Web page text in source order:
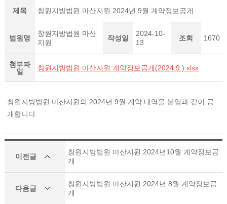
제목 창원지방법원 마산지원 2024년 9월 계약정보공개
법원명
창원지방법원 마산
지원
작성일
2024-10-
13
조회 1670
첨부파
일
창원지방법원 마산지원 계약정보공개(2024.9.).xlsx
창원지방법원 마산지원의 2024년 9월 계약 내역을 붙임과 같이 공
개합니다.
이전글
창원지방법원 마산지원 2024년10월 계약정보공
개
다음글
창원지방법원 마산지원 2024년 8월 계약정보공
개